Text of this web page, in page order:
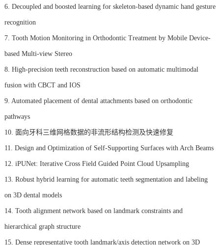
6. Decoupled and boosted learning for skeleton-based dynamic hand gesture
recognition
7. Tooth Motion Monitoring in Orthodontic Treatment by Mobile Device-
based Multi-view Stereo
8. High-precision teeth reconstruction based on automatic multimodal
fusion with CBCT and IOS
9. Automated placement of dental attachments based on orthodontic
pathways
10. 面向牙科三维网格数据的非流形结构检测及快速修复
11. Design and Optimization of Self-Supporting Surfaces with Arch Beams
12. iPUNet: Iterative Cross Field Guided Point Cloud Upsampling
13. Robust hybrid learning for automatic teeth segmentation and labeling
on 3D dental models
14. Tooth alignment network based on landmark constraints and
hierarchical graph structure
15. Dense representative tooth landmark/axis detection network on 3D